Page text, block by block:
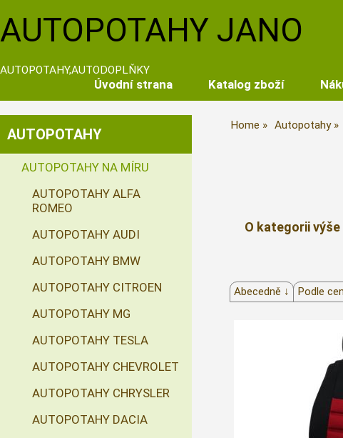
AUTOPOTAHY JANO
AUTOPOTAHY,AUTODOPLŇKY
Úvodní strana Katalog zboží
Home Autopotahy
O kategorii výše
Abecedně ↓ Podle
AUTOPOTAHY
AUTOPOTAHY NA MÍRU
AUTOPOTAHY ALFA
ROMEO
AUTOPOTAHY AUDI
AUTOPOTAHY BMW
AUTOPOTAHY CITROEN
AUTOPOTAHY MG
AUTOPOTAHY TESLA
AUTOPOTAHY CHEVROLET
AUTOPOTAHY CHRYSLER
AUTOPOTAHY DACIA